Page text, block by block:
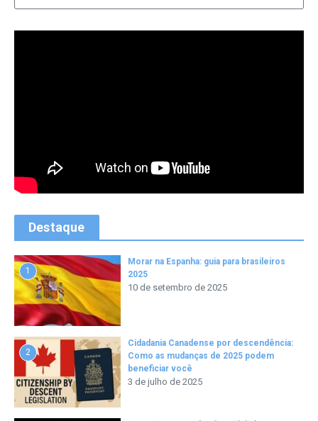
Destaque
1
Morar na Espanha: guia para brasileiros
2025
10 de setembro de 2025
2
Cidadania Canadense por descendência:
Como as mudanças de 2025 podem
beneficiar você
3 de julho de 2025